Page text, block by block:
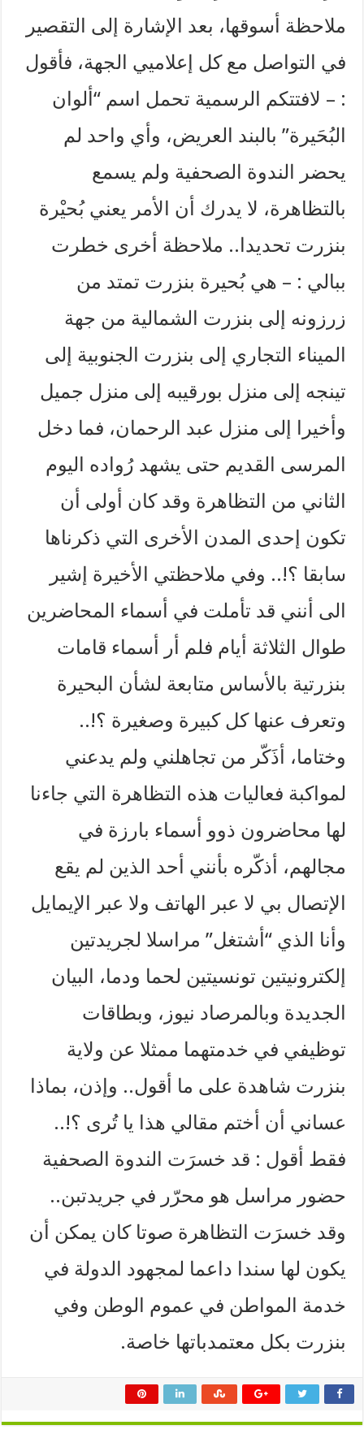
ملاحظة أسوقها، بعد الإشارة إلى التقصير
في التواصل مع كل إعلاميي الجهة، فأقول
: – لافتتكم الرسمية تحمل اسم “ألوان
البُحَيرة” بالبند العريض، وأي واحد لم
يحضر الندوة الصحفية ولم يسمع
بالتظاهرة، لا يدرك أن الأمر يعني بُحيْرة
بنزرت تحديدا.. ملاحظة أخرى خطرت
ببالي : – هي بُحيرة بنزرت تمتد من
زرزونه إلى بنزرت الشمالية من جهة
الميناء التجاري إلى بنزرت الجنوبية إلى
تينجه إلى منزل بورقيبه إلى منزل جميل
وأخيرا إلى منزل عبد الرحمان، فما دخل
المرسى القديم حتى يشهد رُواده اليوم
الثاني من التظاهرة وقد كان أولى أن
تكون إحدى المدن الأخرى التي ذكرناها
سابقا ؟!.. وفي ملاحظتي الأخيرة إشير
الى أنني قد تأملت في أسماء المحاضرين
طوال الثلاثة أيام فلم أر أسماء قامات
بنزرتية بالأساس متابعة لشأن البحيرة
وتعرف عنها كل كبيرة وصغيرة ؟!..
وختاما، أذَكّر من تجاهلني ولم يدعني
لمواكبة فعاليات هذه التظاهرة التي جاءنا
لها محاضرون ذوو أسماء بارزة في
مجالهم، أذكّره بأنني أحد الذين لم يقع
الإتصال بي لا عبر الهاتف ولا عبر الإيمايل
وأنا الذي “أشتغل” مراسلا لجريدتين
إلكترونيتين تونسيتين لحما ودما، البيان
الجديدة وبالمرصاد نيوز، وبطاقات
توظيفي في خدمتهما ممثلا عن ولاية
بنزرت شاهدة على ما أقول.. وإذن، بماذا
عساني أن أختم مقالي هذا يا تُرى ؟!..
فقط أقول : قد خسرَت الندوة الصحفية
حضور مراسل هو محرّر في جريدتبن..
وقد خسرَت التظاهرة صوتا كان يمكن أن
يكون لها سندا داعما لمجهود الدولة في
خدمة المواطن في عموم الوطن وفي
بنزرت بكل معتمدباتها خاصة.